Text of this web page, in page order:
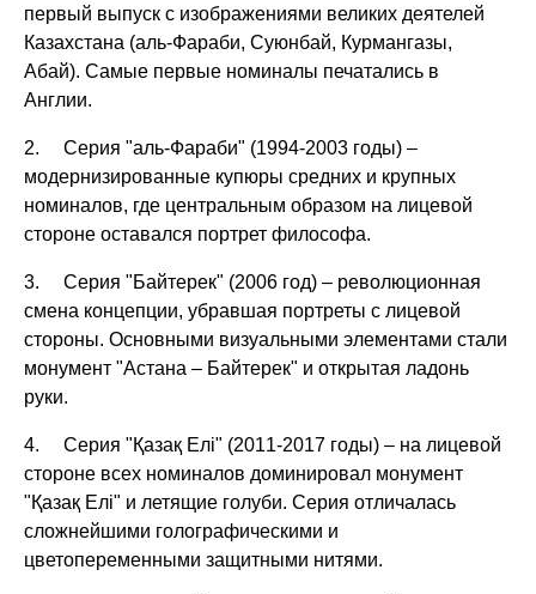
первый выпуск с изображениями великих деятелей
Казахстана (аль-Фараби, Суюнбай, Курмангазы,
Абай). Самые первые номиналы печатались в
Англии.
2. Серия "аль-Фараби" (1994-2003 годы) –
модернизированные купюры средних и крупных
номиналов, где центральным образом на лицевой
стороне оставался портрет философа.
3. Серия "Байтерек" (2006 год) – революционная
смена концепции, убравшая портреты с лицевой
стороны. Основными визуальными элементами стали
монумент "Астана – Байтерек" и открытая ладонь
руки.
4. Серия "Қазақ Елі" (2011-2017 годы) – на лицевой
стороне всех номиналов доминировал монумент
"Қазақ Елі" и летящие голуби. Серия отличалась
сложнейшими голографическими и
цветопеременными защитными нитями.